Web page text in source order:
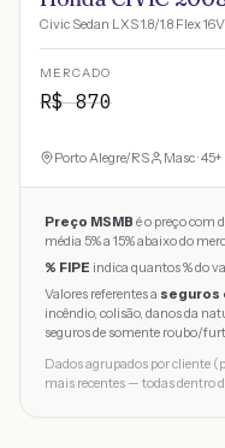
Civic Sedan LXS 1.8/1.8 Flex
MERCADO
R$870
Porto Alegre/RS Masc · 45+
Preço MSMB é o preço com
média 5% a 15% abaixo do
% FIPE indica quantos % do
Valores referentes a seguros
incêndio, colisão, danos da
seguros de somente roubo/
Dados agrupados por cliente
mais recentes — todas dentro